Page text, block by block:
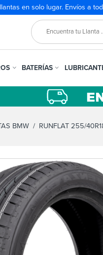
en solo lugar. Envíos a
BATERÍAS
BMW / RUNFLAT 255/